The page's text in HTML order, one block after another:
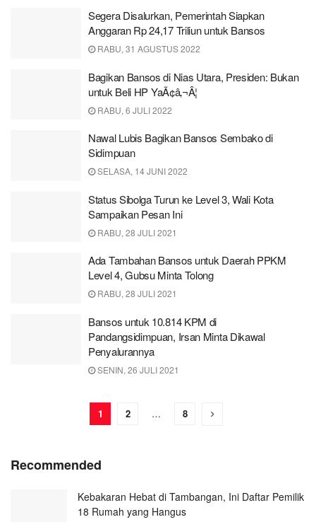
Segera Disalurkan, Pemerintah Siapkan
Anggaran Rp 24,17 Triliun untuk Bansos
RABU, 31 AGUSTUS 2022
Bagikan Bansos di Nias Utara, Presiden: Bukan
untuk Beli HP YaÃ¢â‚¬Â¦
RABU, 6 JULI 2022
Nawal Lubis Bagikan Bansos Sembako di
Sidimpuan
SELASA, 14 JUNI 2022
Status Sibolga Turun ke Level 3, Wali Kota
Sampaikan Pesan Ini
RABU, 28 JULI 2021
Ada Tambahan Bansos untuk Daerah PPKM
Level 4, Gubsu Minta Tolong
RABU, 28 JULI 2021
Bansos untuk 10.814 KPM di
Pandangsidimpuan, Irsan Minta Dikawal
Penyalurannya
SENIN, 26 JULI 2021
1 2 … 8
Recommended
Kebakaran Hebat di Tambangan, Ini Daftar Pemilik
18 Rumah yang Hangus